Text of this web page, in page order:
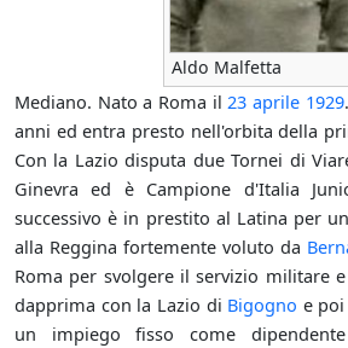
Aldo Malfetta
Mediano. Nato a Roma il23 aprile 1929
anni ed entra presto nell'orbita della
Con la Lazio disputa due Tornei di
Ginevra ed è Campione d'Italia
successivo è in prestito al Latina per
alla Reggina fortemente voluto da
Roma per svolgere il servizio militare
dapprima con la Lazio di Bigogno e poi
un impiego fisso come